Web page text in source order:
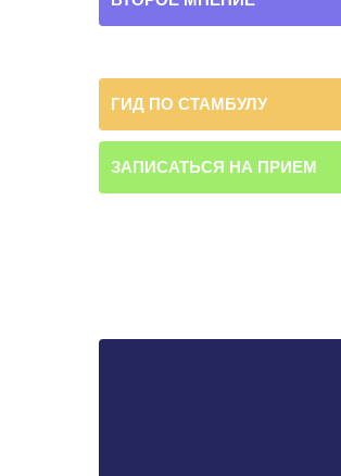
ГИД ПО СТАМБУЛУ
ЗАПИСАТЬСЯ НА ПРИЕМ